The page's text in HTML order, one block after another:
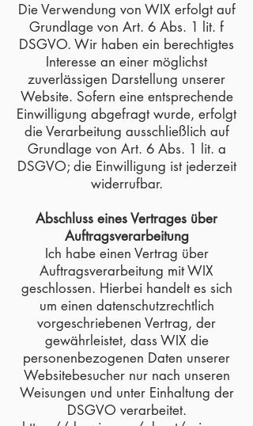
Die Verwendung von WIX erfolgt auf
Grundlage von Art. 6 Abs. 1 lit. f
DSGVO. Wir haben ein berechtigtes
Interesse an einer möglichst
zuverlässigen Darstellung unserer
Website. Sofern eine entsprechende
Einwilligung abgefragt wurde, erfolgt
die Verarbeitung ausschließlich auf
Grundlage von Art. 6 Abs. 1 lit. a
DSGVO; die Einwilligung ist jederzeit
widerrufbar.
Abschluss eines Vertrages über
Auftragsverarbeitung
Ich habe einen Vertrag über
Auftragsverarbeitung mit WIX
geschlossen. Hierbei handelt es sich
um einen datenschutzrechtlich
vorgeschriebenen Vertrag, der
gewährleistet, dass WIX die
personenbezogenen Daten unserer
Websitebesucher nur nach unseren
Weisungen und unter Einhaltung der
DSGVO verarbeitet.